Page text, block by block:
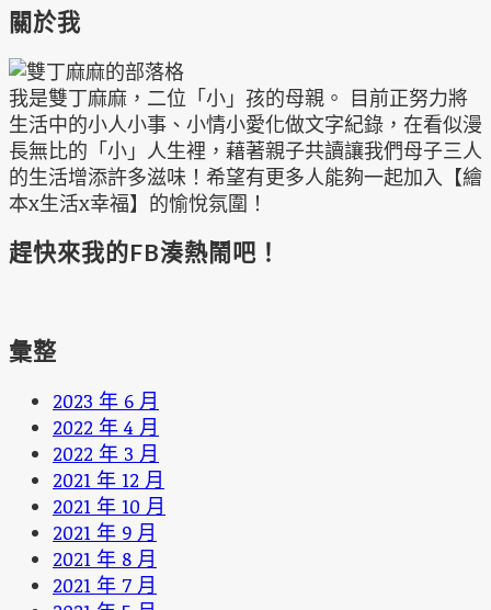
關於我
我是雙丁麻麻，二位「小」孩的母親。 目前正努力將
生活中的小人小事、小情小愛化做文字紀錄，在看似漫
長無比的「小」人生裡，藉著親子共讀讓我們母子三人
的生活增添許多滋味！希望有更多人能夠一起加入【繪
本x生活x幸福】的愉悅氛圍！
趕快來我的FB湊熱鬧吧！
彙整
2023 年 6 月
2022 年 4 月
2022 年 3 月
2021 年 12 月
2021 年 10 月
2021 年 9 月
2021 年 8 月
2021 年 7 月